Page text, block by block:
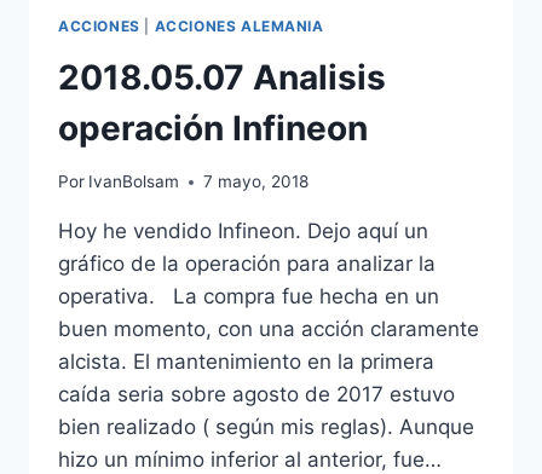
ACCIONES ACCIONES ALEMANIA
2018.05.07 Analisis
operación Infineon
Por IvanBolsam 7 mayo, 2018
Hoy he vendido Infineon. Dejo aquí un
gráfico de la operación para analizar la
operativa. La compra fue hecha en un
buen momento, con una acción claramente
alcista. El mantenimiento en la primera
caída seria sobre agosto de 2017 estuvo
bien realizado ( según mis reglas). Aunque
hizo un mínimo inferior al anterior, fue…